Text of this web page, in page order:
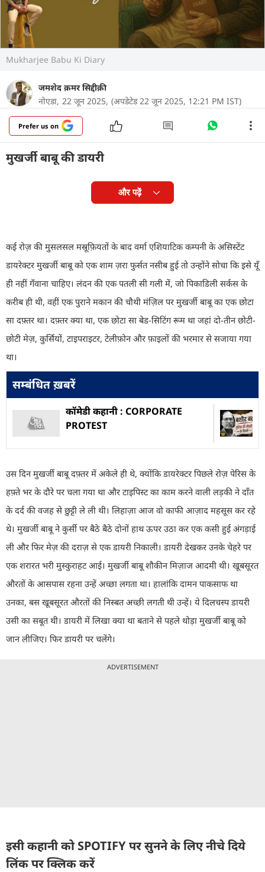
Mukharjee Babu Ki Diary
जमशेद क़मर सिद्दीक़ी
नोएडा, 22 जून 2025, (अपडेटेड 22 जून 2025, 12:21 PM IST)
Prefer us on
मुखर्जी बाबू की डायरी
और पढ़ें
कई रोज़ की मुसलसल मस्रूफ़ियतों के बाद वर्मा एशियाटिक कम्पनी के असिस्टेंट
डायरेक्टर मुखर्जी बाबू को एक शाम ज़रा फुर्सत नसीब हुई तो उन्होंने सोचा कि इसे यूँ
ही नहीं गँवाना चाहिए। लंदन की एक पतली सी गली में, जो पिकाडिली सर्कस के
करीब ही थी, वहीं एक पुराने मकान की चौथी मंज़िल पर मुखर्जी बाबू का एक छोटा
सा दफ़्तर था। दफ़्तर क्या था, एक छोटा सा बेड-सिटिंग रूम था जहां दो-तीन छोटी-
छोटी मेज़, कुर्सियों, टाइपराइटर, टेलीफ़ोन और फ़ाइलों की भरमार से सजाया गया
था।
सम्बंधित ख़बरें
कॉमेडी कहानी : CORPORATE
PROTEST
उस दिन मुखर्जी बाबू दफ़्तर में अकेले ही थे, क्योंकि डायरेक्टर पिछले रोज़ पेरिस के
हफ़्ते भर के दौरे पर चला गया था और टाइपिस्ट का काम करने वाली लड़की ने दाँत
के दर्द की वजह से छुट्टी ले ली थी। लिहाज़ा आज वो काफी आज़ाद महसूस कर रहे
थे। मुखर्जी बाबू ने कुर्सी पर बैठे बैठे दोनों हाथ ऊपर उठा कर एक कसी हुई अंगड़ाई
ली और फिर मेज़ की दराज़ से एक डायरी निकाली। डायरी देखकर उनके चेहरे पर
एक शरारत भरी मुस्कुराहट आई। मुखर्जी बाबू शौकीन मिज़ाज आदमी थी। खूबसूरत
औरतों के आसपास रहना उन्हें अच्छा लगता था। हालांकि दामन पाकसाफ था
उनका, बस खूबसूरत औरतों की निस्बत अच्छी लगती थी उन्हें। ये दिलचस्प डायरी
उसी का सबूत थी। डायरी में लिखा क्या था बताने से पहले थोड़ा मुखर्जी बाबू को
जान लीजिए। फिर डायरी पर चलेंगे।
ADVERTISEMENT
इसी कहानी को SPOTIFY पर सुनने के लिए नीचे दिये
लिंक पर क्लिक करें